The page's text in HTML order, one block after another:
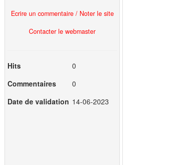
Ecrire un commentaire / Noter le site
Contacter le webmaster
Hits
0
Commentaires
0
Date de validation 14-06-2023